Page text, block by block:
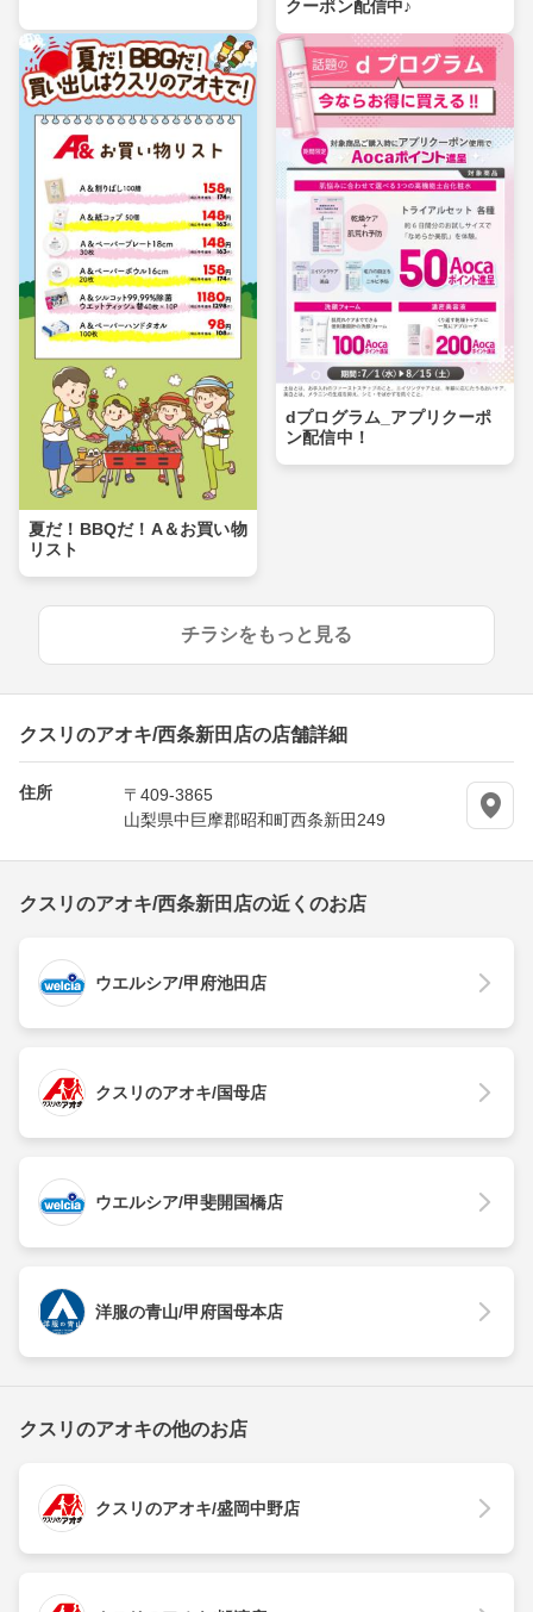
クーポン配信中♪
夏だ！BBQだ！A＆お買い物
リスト
dプログラム_アプリクーポ
ン配信中！
チラシをもっと見る
クスリのアオキ/西条新田店の店舗詳細
住所
〒409-3865
山梨県中巨摩郡昭和町西条新田249
クスリのアオキ/西条新田店の近くのお店
ウエルシア/甲府池田店
クスリのアオキ/国母店
ウエルシア/甲斐開国橋店
洋服の青山/甲府国母本店
クスリのアオキの他のお店
クスリのアオキ/盛岡中野店